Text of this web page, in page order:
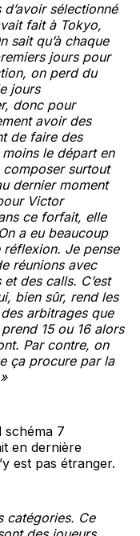
sélectionné
fait à Tokyo,
sait qu’à chaque
jours pour
on perd du
jours
donc pour
avoir des
de faire des
moins le départ en
composer surtout
dernier moment
Victor
ce forfait, elle
a eu beaucoup
réflexion. Je pense
réunions avec
des calls. C’est
bien sûr, rend les
arbitrages que
15 ou 16 alors
Par contre, on
ça procure par la
schéma 7
en dernière
est pas étranger.
Ce